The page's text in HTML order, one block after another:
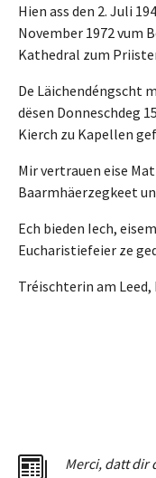
Hien ass den 2. Juli
November 1972 vum
Kathedral zum
De Läichendéngscht
dësen Donneschdeg
Kierch zu Kapellen
Mir vertrauen eise
Baarmhäerzegkeet
Ech bieden Iech,
Eucharistiefeier ze
Tréischterin am
Merci, dattdir